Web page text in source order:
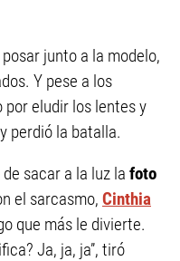
junto a la modelo,
Y pese a los
eludir los lentes y
perdió la batalla.
sacar a la luz la foto
el sarcasmo, Cinthia
que más le divierte.
Ja, ja, ja”, tiró